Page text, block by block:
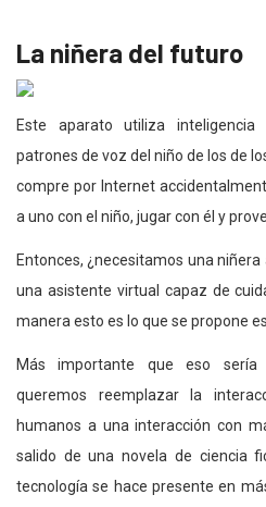
La niñera del futuro
Este aparato utiliza
patrones de voz del niño de los de
compre por Internet
a uno con el niño, jugar con él y
Entonces, ¿necesitamos una
una asistente virtual capaz de
manera esto es lo que se propone
Más importante que eso sería
queremos reemplazar la
humanos a una interacción con
salido de una novela de ciencia
tecnología se hace presente en